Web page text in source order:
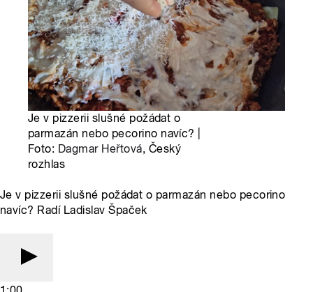
Je v pizzerii slušné požádat o
parmazán nebo pecorino navíc? |
Foto: Dagmar Heřtová, Český
rozhlas
Je v pizzerii slušné požádat o parmazán nebo pecorino
navíc? Radí Ladislav Špaček